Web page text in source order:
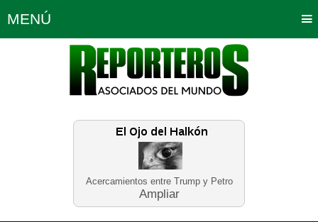
Acercamientos entre Trump y Petro
Ampliar
MENÚ
Política Opinión Bogotá
Planeta Tierra Deportes
Educación Neira